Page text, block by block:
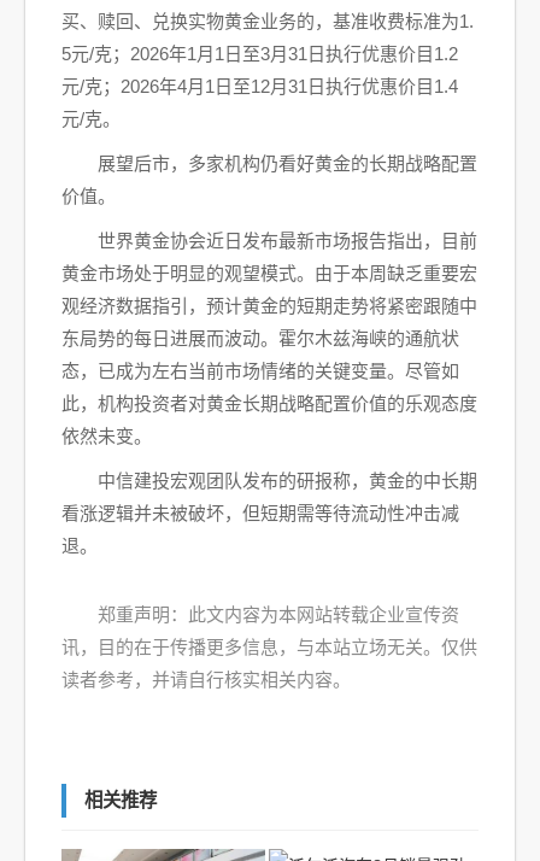
买、赎回、兑换实物黄金业务的，基准收费标准为1.
5元/克；2026年1月1日至3月31日执行优惠价目1.2
元/克；2026年4月1日至12月31日执行优惠价目1.4
元/克。
展望后市，多家机构仍看好黄金的长期战略配置
价值。
世界黄金协会近日发布最新市场报告指出，目前
黄金市场处于明显的观望模式。由于本周缺乏重要宏
观经济数据指引，预计黄金的短期走势将紧密跟随中
东局势的每日进展而波动。霍尔木兹海峡的通航状
态，已成为左右当前市场情绪的关键变量。尽管如
此，机构投资者对黄金长期战略配置价值的乐观态度
依然未变。
中信建投宏观团队发布的研报称，黄金的中长期
看涨逻辑并未被破坏，但短期需等待流动性冲击减
退。
郑重声明：此文内容为本网站转载企业宣传资
讯，目的在于传播更多信息，与本站立场无关。仅供
读者参考，并请自行核实相关内容。
相关推荐